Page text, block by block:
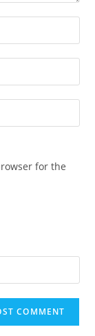
for the